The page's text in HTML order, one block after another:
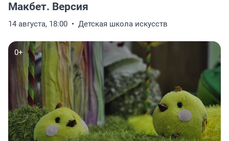
Макбет. Версия
14 августа, 18:00 Детская школа искусств
0+